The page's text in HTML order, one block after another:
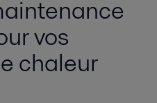
vos
chaleur